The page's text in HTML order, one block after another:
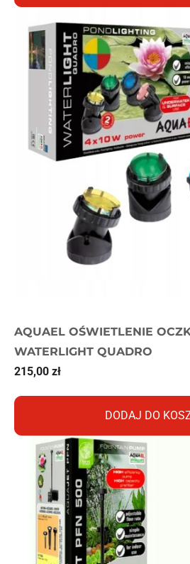
AQUAEL OŚWIETLENIE
WATERLIGHT QUADRO
215,00 zł
DODAJ DO